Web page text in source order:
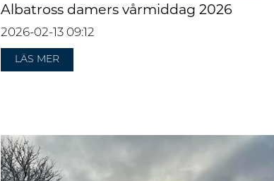
Albatross damers vårmiddag 2026
2026-02-13 09:12
LÄS MER